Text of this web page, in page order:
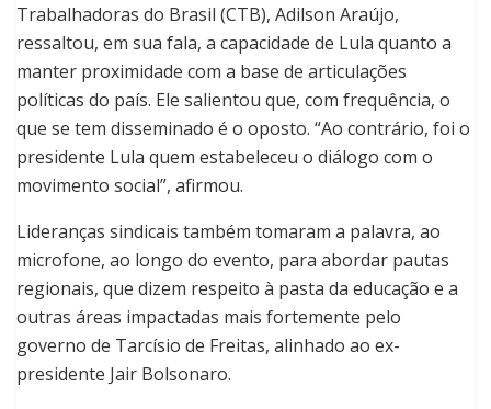
Trabalhadoras do Brasil (CTB), Adilson Araújo,
ressaltou, em sua fala, a capacidade de Lula quanto a
manter proximidade com a base de articulações
políticas do país. Ele salientou que, com frequência, o
que se tem disseminado é o oposto. “Ao contrário, foi o
presidente Lula quem estabeleceu o diálogo com o
movimento social”, afirmou.
Lideranças sindicais também tomaram a palavra, ao
microfone, ao longo do evento, para abordar pautas
regionais, que dizem respeito à pasta da educação e a
outras áreas impactadas mais fortemente pelo
governo de Tarcísio de Freitas, alinhado ao ex-
presidente Jair Bolsonaro.